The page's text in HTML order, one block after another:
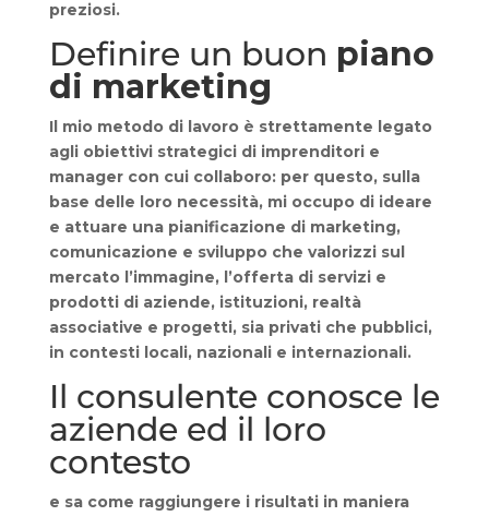
preziosi.
Definire un buon piano
di marketing
Il mio metodo di lavoro è strettamente legato
agli obiettivi strategici di imprenditori e
manager con cui collaboro: per questo, sulla
base delle loro necessità, mi occupo di ideare
e attuare una pianificazione di marketing,
comunicazione e sviluppo che valorizzi sul
mercato l’immagine, l’offerta di servizi e
prodotti di aziende, istituzioni, realtà
associative e progetti, sia privati che pubblici,
in contesti locali, nazionali e internazionali.
Il consulente conosce le
aziende ed il loro
contesto
e sa come raggiungere i risultati in maniera